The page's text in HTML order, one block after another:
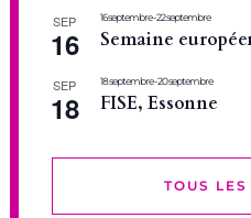
SEP
16
16 septembre-22 septembre
Semaine
SEP
18
18 septembre-20 septembre
FISE, Essonne
TOUS